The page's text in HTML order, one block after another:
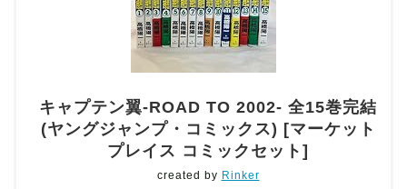
キャプテン翼-ROAD TO 2002- 全15巻完結
(ヤングジャンプ・コミックス) [マーケット
プレイス コミックセット]
created by Rinker